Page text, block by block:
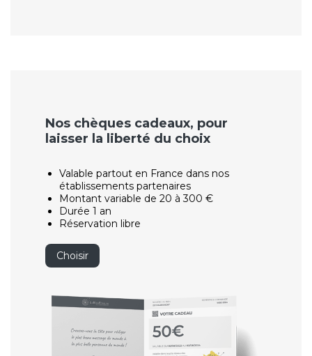
Nos chèques cadeaux, pour
laisser la liberté du choix
Valable partout en France dans nos
établissements partenaires
Montant variable de 20 à 300 €
Durée 1 an
Réservation libre
Choisir